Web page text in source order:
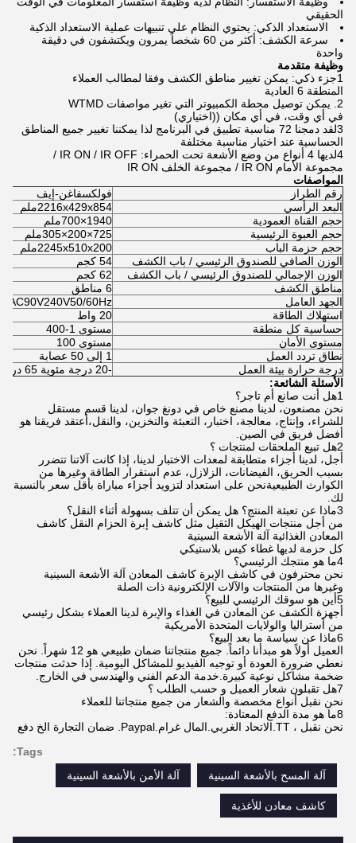
الحقيقي
الاستعداد الذكي: يحتوي النظام على تنبيهات عملية الاستعداد الذكية
سرعة الكشف: أكثر من 60 شخصاً يمرون ويكتشفون في دقيقة
واحدة
وظيفة متقدمة
1جزء ذكي: يمكن تغيير مناطق الكشف وفقا لمطالب العملاء
المنطقة 6 العادية
2. يمكن توصيل محطة الكمبيوتر التي تغير مواصفات WTMD
في أي وقت، في أي مكان ((اختياري)
3لقد دمجنا 72 مناسبة تطبيق في البرنامج لذا يمكننا تغيير جميع المناطق
الحساسية عند اختيار مناسبة مختلفة
4لديها 4 أنواع من وضع الأشعة تحت الحمراء: IR ON / IR OFF /
مجموعة الأمام IR ON / مجموعة الخلف IR ON
المواصفات
رقم الطراز
فولكسفاغن-إيف
البعد الرأسي
2216x429x854ملم
حجم القناة العمودية
1940×700ملم
حجم العبوة الرئيسية
725×200×305ملم
حجم حزمة الباب
2245x510x200ملم
الوزن الصافي للصندوق الرئيسي / باب الكشف
54 كجم
الوزن الإجمالي للصندوق الرئيسي / باب الكشف
62 كجم
مناطق الكشف
6 مناطق
الجهد العامل
AC90V240V50/60Hz
استهلاك الطاقة
20 واط
حساسية كل منطقة
مستوى 1-400
مستوى الأمان
مستوى 100
نطاق تردد العمل
1 إلى 50 عصابة
درجة حرارة بيئة العمل
-20 درجة مئوية 65 درجة مئوية
الأسئلة الشائعة:
1هل أنت صانع أم تاجر؟
نحن مصنعون، لدينا مصنع خاص في دونغ جوان، لدينا قسم مستقل
للشراء، وإنتاج، معالجة، اختبار، التعبئة والتخزين، والنقل،أعتقد فريقنا هو
أفضل فريق في الصين.
2هل تبيع الملحقات لمنتجات ؟
أجل، لدينا أجزاء متطابقة لمعدات الاختبار لدينا، إذا كانت آلاتنا تتضرر
بسبب الحريق، الفيضانات، الزلازل، عدم استقرار الطاقة وغيرها من
الكوارث الطبيعيةنحن على استعداد لتزويد أجزاء مباراة بأقل سعر بالنسبة
لك.
3ماذا عن تعبئة المنتج؟ هل يمكن أن تتلف بسهولة أثناء النقل؟
من أجل منتجات الهيكل الثقيل مثل كاشف إبرة الحزام النقل كاشف
المعادن الغذائية آلة الأشعة السينية
كل حزمة لديها غطاء كيس بلاستيكي
4ما هو منتجك الرئيسي؟
نحن محترفون في كاشف الإبرة كاشف المعادن آلة الأشعة السينية
وغيرها من المنتجات والآلات الإلكترونية ذات الصلة
5أين هو سوقك الرئيسي للبيع؟
أجهزة الكشف عن المعادن في الغذاء والإبرة لدينا العملاء بشكل رئيسي
من أستراليا والولايات المتحدة الأمريكية
6ماذا عن سياسة ما بعد البيع؟
العميل أولاً هو مبدأنا دائماً. جميع منتجاتنا ضمان طبيعي هو 12 شهراً. نحن
نعطي ضرورة العودة أو توجيه الفيديو للمشاكل اليومية. إذا حدثت منتجات
ضخمة مشاكل نوعية كبيرة.خدمة الدعم الفني والهندسي في الخارج.
7هل تقبلون شعار العميل و حسب الطلب ؟
نحن نقبل أنواع مخصصة والشعار من جميع منتجاتنا للعملاء
8ما هو مدة الدفع المعتادة:
نحن نقبل ، TT.الاتحاد الغربي.المال غرام.Paypal. ضمان التجارة الخ دفع
Tags:
آلة المسح بالأشعة السينية
آلة الأمن بالأشعة السينية
كاشف معادن للأغذية